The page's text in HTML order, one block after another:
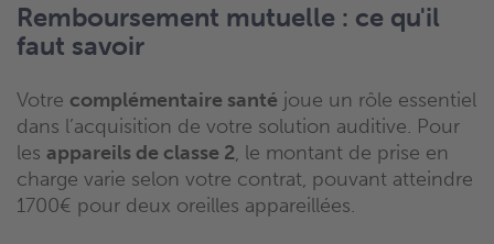
Remboursement mutuelle : ce qu'il
faut savoir
Votre complémentaire santé joue un rôle essentiel
dans l’acquisition de votre solution auditive. Pour
les appareils de classe 2, le montant de prise en
charge varie selon votre contrat, pouvant atteindre
1700€ pour deux oreilles appareillées.